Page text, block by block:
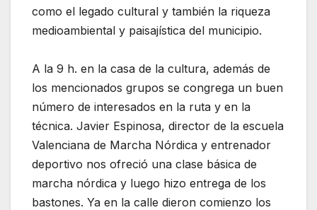
como el legado cultural y también la riqueza
medioambiental y paisajística del municipio.
A la 9 h. en la casa de la cultura, además de
los mencionados grupos se congrega un buen
número de interesados en la ruta y en la
técnica. Javier Espinosa, director de la escuela
Valenciana de Marcha Nórdica y entrenador
deportivo nos ofreció una clase básica de
marcha nórdica y luego hizo entrega de los
bastones. Ya en la calle dieron comienzo los